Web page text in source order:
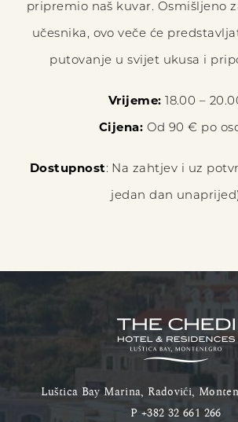
pripremio naš kuvar. Osmišljeno
učesnika, ovo veče će
putovanje u svijet ukusa i
Vrijeme: 18.00 –
Cijena: Od 90 € po
Dostupnost: Na zahtjev i uz
jedan dan unaprijed)
Luštica Bay Marina, Radovići,
P +382 32 661 266